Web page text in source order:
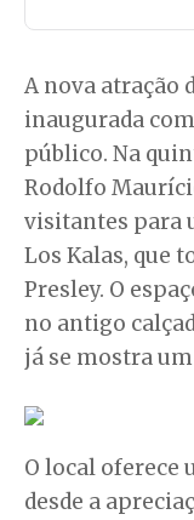
A nova atração
inaugurada
público. Na
Rodolfo
visitantes para
Los Kalas, que
Presley. O
no antigo
já se mostra um
O local oferece
desde a